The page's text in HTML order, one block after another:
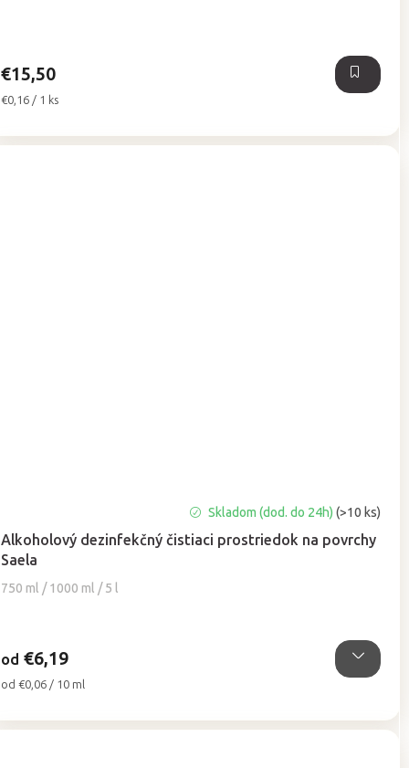
€15,50
Jednotková
€0,16 / 1 ks
Alkoholový dezinfekčný čistiaci prostriedok na povrchy
Saela
750 ml / 1000 ml / 5 l
hodnotenie
produktu
je
5,0
Skladom (dod. do 24h)(>10 ks)
od €6,19
Jednotková
od €0,06 / 10 ml